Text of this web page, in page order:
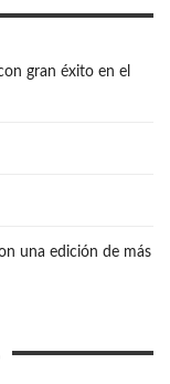
gran éxito en el
una edición de más